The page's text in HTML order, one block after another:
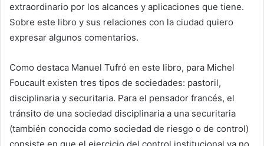
extraordinario por los alcances y aplicaciones que tiene.
Sobre este libro y sus relaciones con la ciudad quiero
expresar algunos comentarios.
Como destaca Manuel Tufró en este libro, para Michel
Foucault existen tres tipos de sociedades: pastoril,
disciplinaria y securitaria. Para el pensador francés, el
tránsito de una sociedad disciplinaria a una securitaria
(también conocida como sociedad de riesgo o de control)